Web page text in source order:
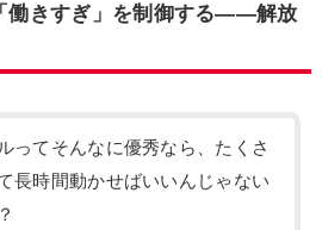
働きすぎ」を制御する——解放
ってそんなに優秀なら、たくさ
長時間動かせばいいんじゃない